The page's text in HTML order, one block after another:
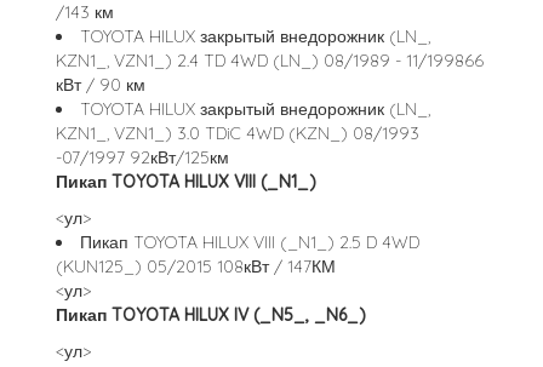
/143 км
TOYOTA HILUX закрытый внедорожник (LN_,
KZN1_, VZN1_) 2.4 TD 4WD (LN_) 08/1989 - 11/199866
кВт / 90 км
TOYOTA HILUX закрытый внедорожник (LN_,
KZN1_, VZN1_) 3.0 TDiC 4WD (KZN_) 08/1993
-07/1997 92кВт/125км
Пикап TOYOTA HILUX VIII (_N1_)
<ул>
Пикап TOYOTA HILUX VIII (_N1_) 2.5 D 4WD
(KUN125_) 05/2015 108кВт / 147КМ
<ул>
Пикап TOYOTA HILUX IV (_N5_, _N6_)
<ул>